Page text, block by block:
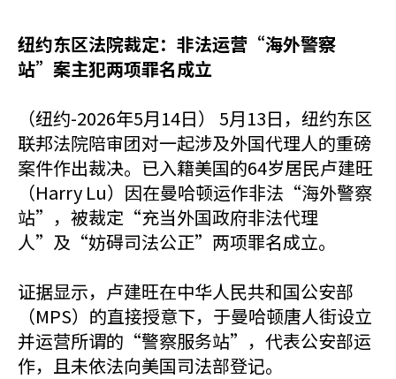
纽约东区法院裁定：非法运营“海外警察
站”案主犯两项罪名成立
（纽约-2026年5月14日） 5月13日，纽约东区
联邦法院陪审团对一起涉及外国代理人的重磅
案件作出裁决。已入籍美国的64岁居民卢建旺
（Harry Lu）因在曼哈顿运作非法“海外警察
站”，被裁定“充当外国政府非法代理
人”及“妨碍司法公正”两项罪名成立。
证据显示，卢建旺在中华人民共和国公安部
（MPS）的直接授意下，于曼哈顿唐人街设立
并运营所谓的“警察服务站”，代表公安部运
作，且未依法向美国司法部登记。